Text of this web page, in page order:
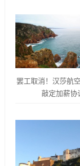
罢工取消！汉莎航
敲定加薪协